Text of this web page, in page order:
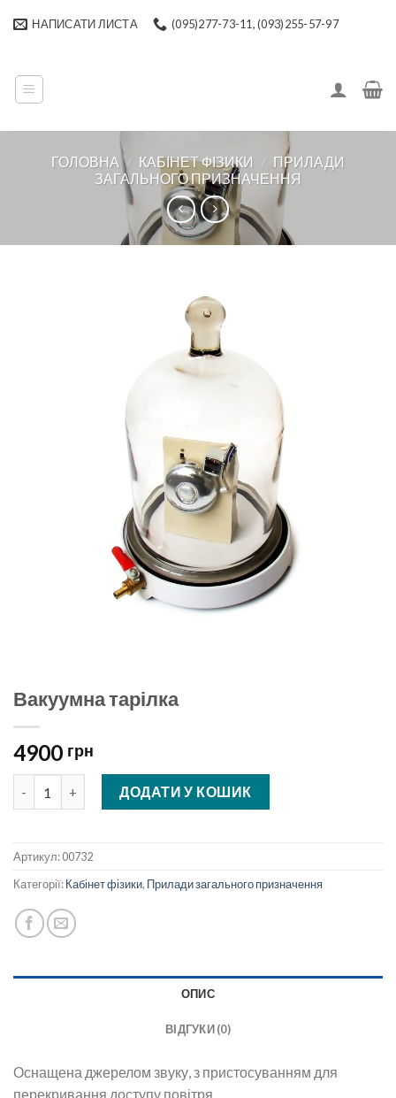
НАПИСАТИ ЛИСТА (095)277-73-11, (093)255-57-97
ГОЛОВНА / КАБІНЕТ ФІЗИКИ / ПРИЛАДИ
ЗАГАЛЬНОГО ПРИЗНАЧЕННЯ
Вакуумна тарілка
4900 грн
Вакуумна тарілка кількістьДОДАТИ У КОШИК
Артикул:00732
Категорії:Кабінет фізики, Прилади загального призначення
ОПИС
ВІДГУКИ (0)
Оснащена джерелом звуку, з пристосуванням для
перекривання доступу повітря